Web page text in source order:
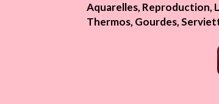
Aquarelles, Reproduction,
Thermos, Gourdes,